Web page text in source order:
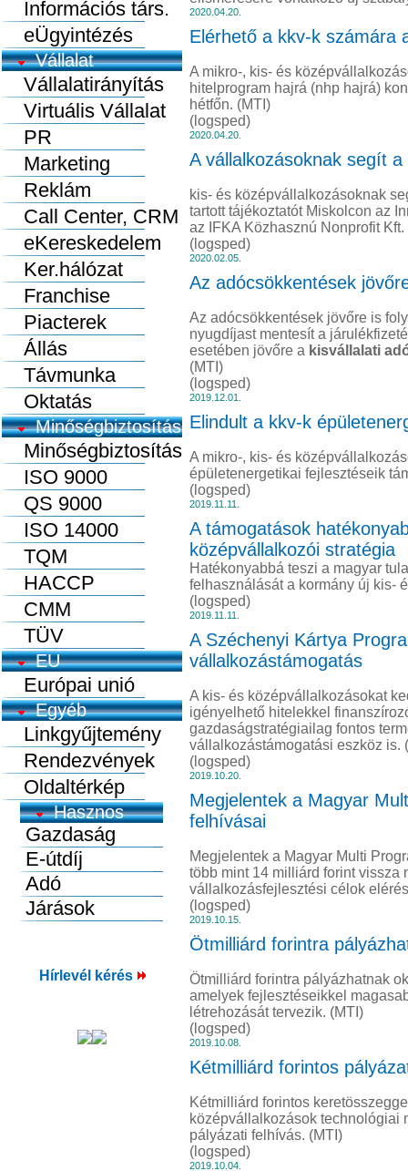
Információs társ.
eÜgyintézés
Vállalat
Vállalatirányítás
Virtuális Vállalat
PR
Marketing
Reklám
Call Center, CRM
eKereskedelem
Ker.hálózat
Franchise
Piacterek
Állás
Távmunka
Oktatás
Minőségbiztosítás
Minőségbiztosítás
ISO 9000
QS 9000
ISO 14000
TQM
HACCP
CMM
TÜV
EU
Európai unió
Egyéb
Linkgyűjtemény
Rendezvények
Oldaltérkép
Hírlevél kérés
2020.04.20.
Elérhető a kkv-k számára
A mikro-, kis- és
hitelprogram hajrá (nhp hajrá)
hétfőn. (MTI)
(logsped)
2020.04.20.
A vállalkozásoknak segít
kis- és középvállalkozásoknak
tartott tájékoztatót Miskolcon az
az IFKA Közhasznú Nonprofit Kft.
(logsped)
2020.02.05.
Az adócsökkentések
Az adócsökkentések jövőre is
nyugdíjast mentesít a
esetében jövőre a kisvállalati
(MTI)
(logsped)
2019.12.01.
Elindult a kkv-k
A mikro-, kis- és
épületenergetikai fejlesztéseik
(logsped)
2019.11.11.
A támogatások
középvállalkozói stratégia
Hatékonyabbá teszi a magyar
felhasználását a kormány új kis-
(logsped)
2019.11.11.
A Széchenyi Kártya
vállalkozástámogatás
A kis- és középvállalkozásokat
igényelhető hitelekkel
gazdaságstratégiailag fontos
vállalkozástámogatási eszköz is.
(logsped)
2019.10.20.
Megjelentek a Magyar
felhívásai
Megjelentek a Magyar Multi
több mint 14 milliárd forint vissza
vállalkozásfejlesztési célok
(logsped)
2019.10.15.
Ötmilliárd forintra
Ötmilliárd forintra pályázhatnak
amelyek fejlesztéseikkel
létrehozását tervezik. (MTI)
(logsped)
2019.10.08.
Kétmilliárd forintos
Kétmilliárd forintos
középvállalkozások technológiai
pályázati felhívás. (MTI)
(logsped)
2019.10.04.